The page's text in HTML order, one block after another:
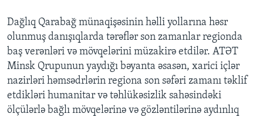
Dağlıq Qarabağ münaqişəsinin həlli yollarına həsr
olunmuş danışıqlarda tərəflər son zamanlar regionda
baş verənləri və mövqelərini müzakirə etdilər. ATƏT
Minsk Qrupunun yaydığı bəyanta əsasən, xarici içlər
nazirləri həmsədrlərin regiona son səfəri zamanı təklif
etdikləri humanitar və təhlükəsizlik sahəsindəki
ölçülərlə bağlı mövqelərinə və gözləntilərinə aydınlıq